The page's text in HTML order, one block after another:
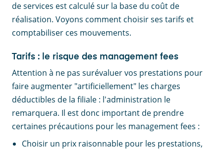
de services est calculé sur la base du coût de
réalisation. Voyons comment choisir ses tarifs et
comptabiliser ces mouvements.
Tarifs : le risque des management fees
Attention à ne pas surévaluer vos prestations pour
faire augmenter "artificiellement" les charges
déductibles de la filiale : l'administration le
remarquera. Il est donc important de prendre
certaines précautions pour les management fees :
Choisir un prix raisonnable pour les prestations,